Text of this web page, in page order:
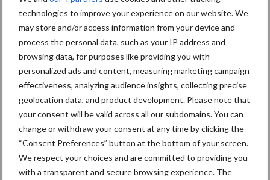
technologies to improve your experience on our website. We
may store and/or access information from your device and
process the personal data, such as your IP address and
browsing data, for purposes like providing you with
personalized ads and content, measuring marketing campaign
effectiveness, analyzing audience insights, collecting precise
geolocation data, and product development. Please note that
your consent will be valid across all our subdomains. You can
change or withdraw your consent at any time by clicking the
“Consent Preferences” button at the bottom of your screen.
We respect your choices and are committed to providing you
with a transparent and secure browsing experience. The
Primaire
Sidebar
Recent nieuws Partner nieuws
7 aug
Britse varkenssector vreest
afzetcrisis in het najaar
Toon meer